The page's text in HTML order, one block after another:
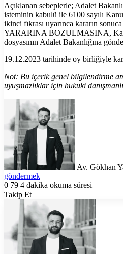
Açıklanan sebeplerle; Adalet
isteminin kabulü ile 6100 sayılı
ikinci fıkrası uyarınca kararın
YARARINA BOZULMASINA,
dosyasının Adalet Bakanlığına
19.12.2023 tarihinde oy birliğiyle
Not: Bu içerik genel bilgilendirme
uyuşmazlıklar için hukuki
Av. Gökhan
göndermek
0 79 4 dakika okuma süresi
Takip Et